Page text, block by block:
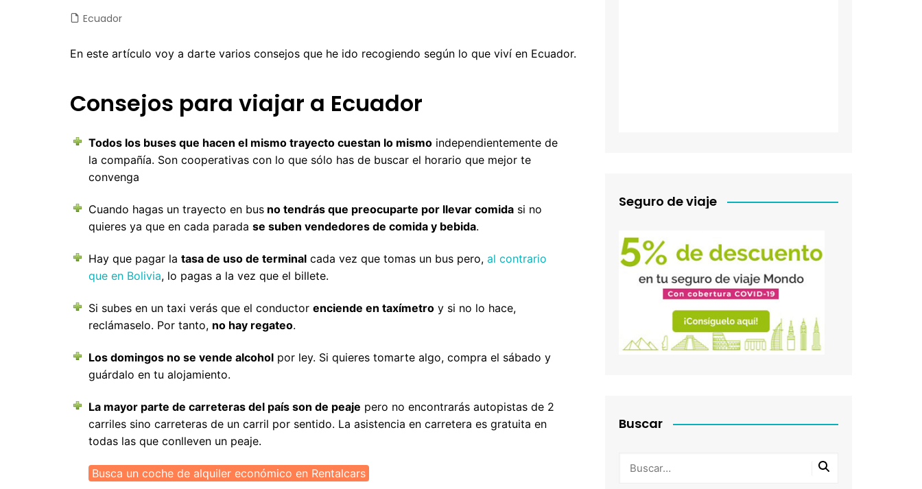
Gran Canaria
Tenerife
Castilla y León
Castilla-La Mancha
Comunidad Valenciana
Galicia
Madrid
Navarra
Colombia
Cuba
EEUU
México
Nicaragua
Panamá
Perú
Uruguay
Jordania
Malasia
Myanmar
Sri Lanka
Tailandia
Taiwan
Vietnam
Dinamarca
Eslovenia
Finlandia
Grecia
Irlanda
Islandia
Malta
Portugal
Suiza
Tanzania
-5% Seguro Intermundial
Tours en español
Ecuador
En este artículo voy a darte varios consejos que he ido recogiendo según lo que viví en Ecuador.
Consejos para viajar a Ecuador
Todos los buses que hacen el mismo trayecto cuestan lo mismo independientemente de
la compañía. Son cooperativas con lo que sólo has de buscar el horario que mejor te
convenga
Cuando hagas un trayecto en bus no tendrás que preocuparte por llevar comida si no
quieres ya que en cada parada se suben vendedores de comida y bebida.
Hay que pagar la tasa de uso de terminal cada vez que tomas un bus pero, al contrario
que en Bolivia, lo pagas a la vez que el billete.
Si subes en un taxi verás que el conductor enciende en taxímetro y si no lo hace,
reclámaselo. Por tanto, no hay regateo.
Los domingos no se vende alcohol por ley. Si quieres tomarte algo, compra el sábado y
guárdalo en tu alojamiento.
La mayor parte de carreteras del país son de peaje pero no encontrarás autopistas de 2
carriles sino carreteras de un carril por sentido. La asistencia en carretera es gratuita en
todas las que conlleven un peaje.
Busca un coche de alquiler económico en Rentalcars
Seguro de viaje
Buscar